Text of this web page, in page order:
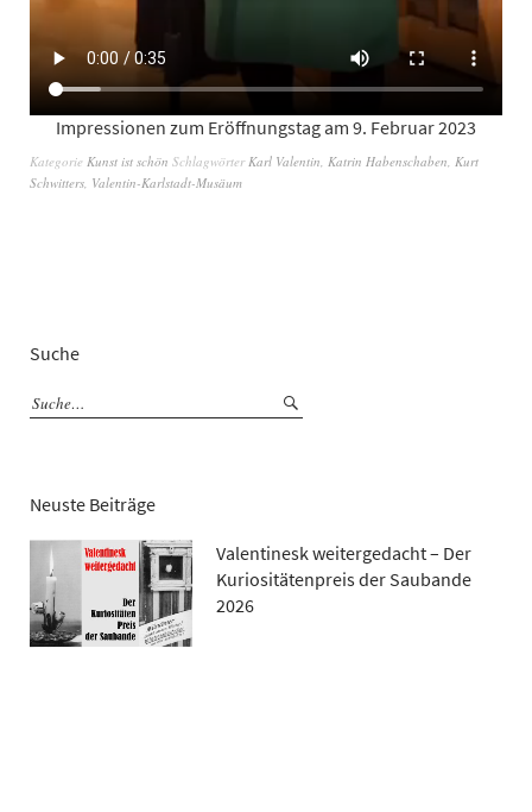
Impressionen zum Eröffnungstag am 9. Februar 2023
Kategorie Kunst ist schön SchlagwörterKarl Valentin, Katrin Habenschaben, Kurt
Schwitters, Valentin-Karlstadt-Musäum
Suche
Neuste Beiträge
Valentinesk weitergedacht – Der
Kuriositätenpreis der Saubande
2026